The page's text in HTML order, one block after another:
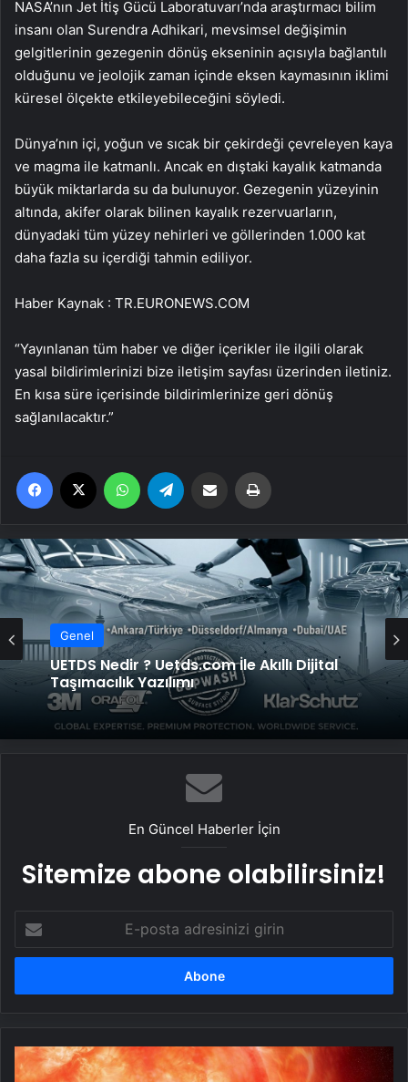
NASA’nın Jet İtiş Gücü Laboratuvarı’nda araştırmacı bilim
insanı olan Surendra Adhikari, mevsimsel değişimin
gelgitlerinin gezegenin dönüş ekseninin açısıyla bağlantılı
olduğunu ve jeolojik zaman içinde eksen kaymasının iklimi
küresel ölçekte etkileyebileceğini söyledi.
Dünya’nın içi, yoğun ve sıcak bir çekirdeği çevreleyen kaya
ve magma ile katmanlı. Ancak en dıştaki kayalık katmanda
büyük miktarlarda su da bulunuyor. Gezegenin yüzeyinin
altında, akifer olarak bilinen kayalık rezervuarların,
dünyadaki tüm yüzey nehirleri ve göllerinden 1.000 kat
daha fazla su içerdiği tahmin ediliyor.
Haber Kaynak : TR.EURONEWS.COM
“Yayınlanan tüm haber ve diğer içerikler ile ilgili olarak
yasal bildirimlerinizi bize iletişim sayfası üzerinden iletiniz.
En kısa süre içerisinde bildirimlerinize geri dönüş
sağlanılacaktır.”
Facebook WhatsApp Email'den paylaş
Genel
UETDS Nedir ? Uetds.com İle Akıllı Dijital
Taşımacılık Yazılımı
En Güncel Haberler İçin
Sitemize abone olabilirsiniz!
posta
adresinizi
Dünyanın
sonu